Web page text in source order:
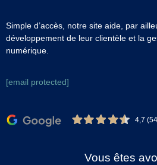
Simple d’accès, notre site aide, par
développement de leur clientèle et la
numérique.
[email protected]
4,7
Vous êtes